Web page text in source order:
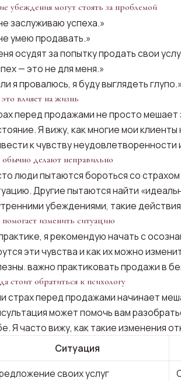
убеждения могут стоять за проблемой
заслуживаю успеха.»
умею продавать.»
осудят за попытку продать свои
— это не для меня.»
я провалюсь, я буду выглядеть глупо.»
влияет на жизнь
перед продажами не просто мешает
Я вижу, как многие мои
к чувству
делают неправильно
люди пытаются бороться со
Другие пытаются найти
убеждениями, такие
изменить ситуацию
я рекомендую начать с
эти чувства и как их можно
важно практиковать продажи в
стоит обратиться к психологу
страх перед продажами начинает
может помочь вам
Я часто вижу, как такие изменения
Ситуация
своих услуг